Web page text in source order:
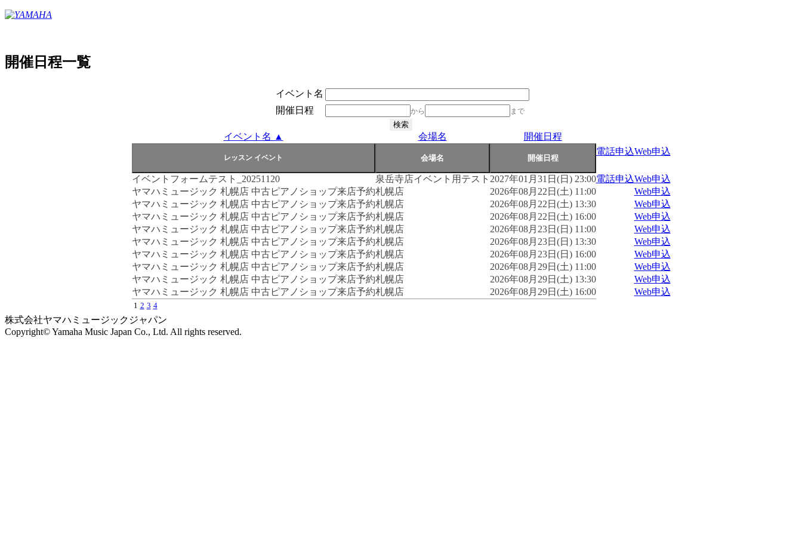
開催日程一覧
イベント名
開催日程
から まで
イベント名 ▲ 会場名
開催日程
電話申込Web申込
イベントフォームテスト_20251120 泉岳寺店イベント用テスト 2027年01月31日(日) 23:00電話申込Web申込
ヤマハミュージック 札幌店 中古ピアノショップ来店予約札幌店 2026年08月22日(土) 11:00
Web申込
ヤマハミュージック 札幌店 中古ピアノショップ来店予約札幌店 2026年08月22日(土) 13:30
Web申込
ヤマハミュージック 札幌店 中古ピアノショップ来店予約札幌店 2026年08月22日(土) 16:00
Web申込
ヤマハミュージック 札幌店 中古ピアノショップ来店予約札幌店 2026年08月23日(日) 11:00
Web申込
ヤマハミュージック 札幌店 中古ピアノショップ来店予約札幌店 2026年08月23日(日) 13:30
Web申込
ヤマハミュージック 札幌店 中古ピアノショップ来店予約札幌店 2026年08月23日(日) 16:00
Web申込
ヤマハミュージック 札幌店 中古ピアノショップ来店予約札幌店 2026年08月29日(土) 11:00
Web申込
ヤマハミュージック 札幌店 中古ピアノショップ来店予約札幌店 2026年08月29日(土) 13:30
Web申込
ヤマハミュージック 札幌店 中古ピアノショップ来店予約札幌店 2026年08月29日(土) 16:00 Web申込
1 2 3 4
株式会社ヤマハミュージックジャパン
Copyright© Yamaha Music Japan Co., Ltd. All rights reserved.